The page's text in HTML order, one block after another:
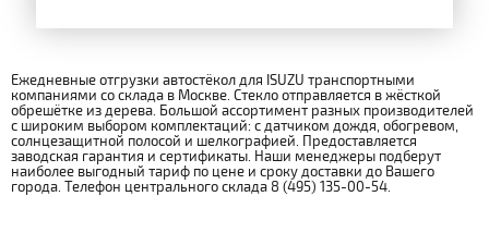
Ежедневные отгрузки автостёкол для ISUZU транспортными
компаниями со склада в Москве. Стекло отправляется в жёсткой
обрешётке из дерева. Большой ассортимент разных производителей
с широким выбором комплектаций: с датчиком дождя, обогревом,
солнцезащитной полосой и шелкографией. Предоставляется
заводская гарантия и сертификаты. Наши менеджеры подберут
наиболее выгодный тариф по цене и сроку доставки до Вашего
города. Телефон центрального склада 8 (495) 135-00-54.